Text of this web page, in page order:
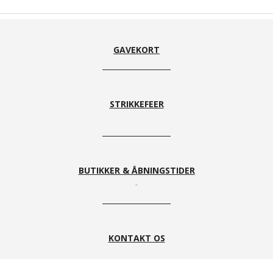
GAVEKORT
STRIKKEFEER
BUTIKKER & ÅBNINGSTIDER
KONTAKT OS